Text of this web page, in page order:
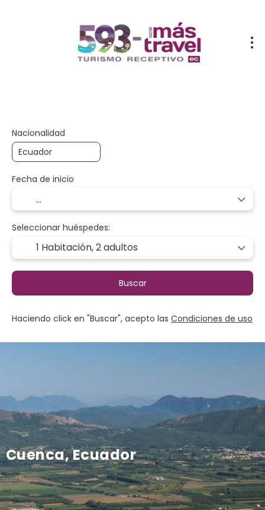
Cuenca, Ecuador
Nacionalidad
Fecha de inicio
Seleccionar huéspedes:
1 Habitación,2 adultos
Buscar
Haciendo click en "Buscar", acepto las Condiciones de uso